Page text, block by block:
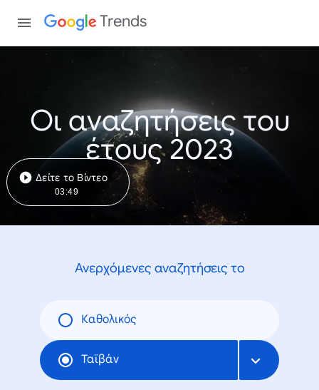
Trends
Οι αναζητήσεις του
έτους 2023
Δείτε το Βίντεο
03:49
Ανερχόμενες αναζητήσεις το
Καθολικός
Ταϊβάν